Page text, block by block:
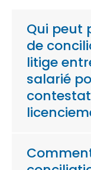
Qui peut
de
litige
salarié